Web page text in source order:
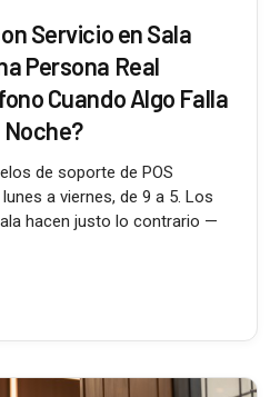
Servicio en Sala
Persona Real
Cuando Algo Falla
Noche?
de soporte de POS
a viernes, de 9 a 5. Los
hacen justo lo contrario —